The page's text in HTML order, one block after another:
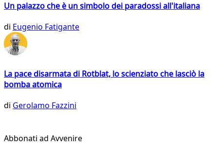
Un palazzo che è un simbolo dei paradossi all'italiana
di Eugenio Fatigante
La pace disarmata di Rotblat, lo scienziato che lasciò la
bomba atomica
di Gerolamo Fazzini
Abbonati ad Avvenire